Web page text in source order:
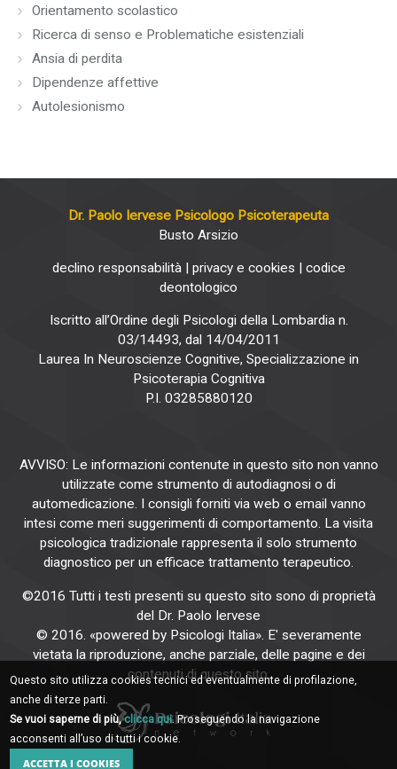
Orientamento scolastico
Ricerca di senso e Problematiche esistenziali
Ansia di perdita
Dipendenze affettive
Autolesionismo
Dr. Paolo Iervese Psicologo Psicoterapeuta
Busto Arsizio
declino responsabilità| privacy e cookies | codice
deontologico
Iscritto all’Ordine degli Psicologi della Lombardia n.
03/14493, dal 14/04/2011
Laurea In Neuroscienze Cognitive, Specializzazione in
Psicoterapia Cognitiva
P.I. 03285880120
AVVISO: Le informazioni contenute in questo sito non vanno
utilizzate come strumento di autodiagnosi o di
automedicazione. I consigli forniti via web o email vanno
intesi come meri suggerimenti di comportamento. La visita
psicologica tradizionale rappresenta il solo strumento
diagnostico per un efficace trattamento terapeutico.
©2016 Tutti i testi presenti su questo sito sono di proprietà
del Dr. Paolo Iervese
© 2016. «powered by Psicologi Italia». E' severamente
vietata la riproduzione, anche parziale, delle pagine e dei
contenuti di questo sito.
Questo sito utilizza cookies tecnici ed eventualmente di profilazione,
anche di terze parti.
Se vuoi saperne di più,clicca qui. Proseguendo la navigazione
acconsenti all’uso di tutti i cookie.
ACCETTA I COOKIES